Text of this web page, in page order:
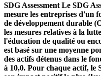
SDG Assessment Le SDG
mesure les entreprises d'un
de développement durable
les mesures relatives à la
l'éducation de qualité ou
est basé sur une moyenne
des actifs détenus dans le
à 10,0. Pour chaque actif, le